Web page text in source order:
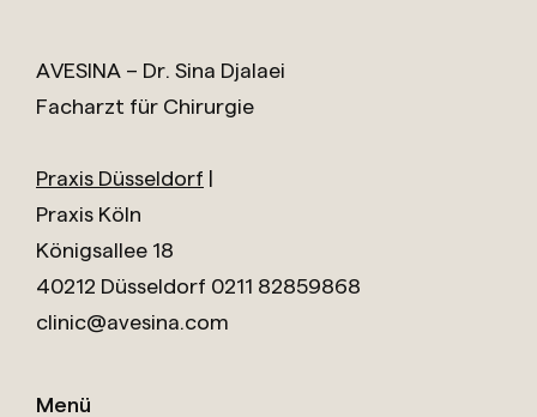
AVESINA – Dr. Sina Djalaei
Facharzt für Chirurgie
Praxis Düsseldorf |
Praxis Köln
Königsallee 18
40212 Düsseldorf 0211 82859868
clinic@avesina.com
Menü